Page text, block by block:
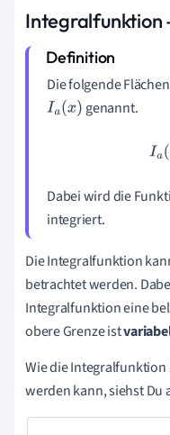
Integralfunktion
Die folgende
Ia(x) genannt.
Dabei wird die
integriert.
Die Integralfunktion
betrachtet werden.
Integralfunktion eine
obere Grenze ist
Wie die Integralfunktion
werden kann, siehst Du